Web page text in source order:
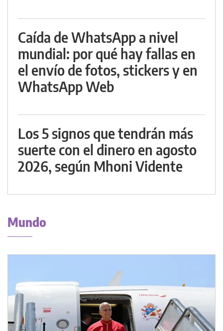
Caída de WhatsApp a nivel
mundial: por qué hay fallas en
el envío de fotos, stickers y en
WhatsApp Web
Los 5 signos que tendrán más
suerte con el dinero en agosto
2026, según Mhoni Vidente
Mundo